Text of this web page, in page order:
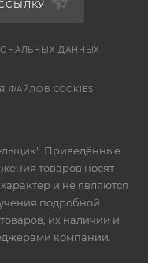
ДАННЫХ
COOKIES
Приведённые
товаров носят
и не являются
подробной
их наличии и
компании.